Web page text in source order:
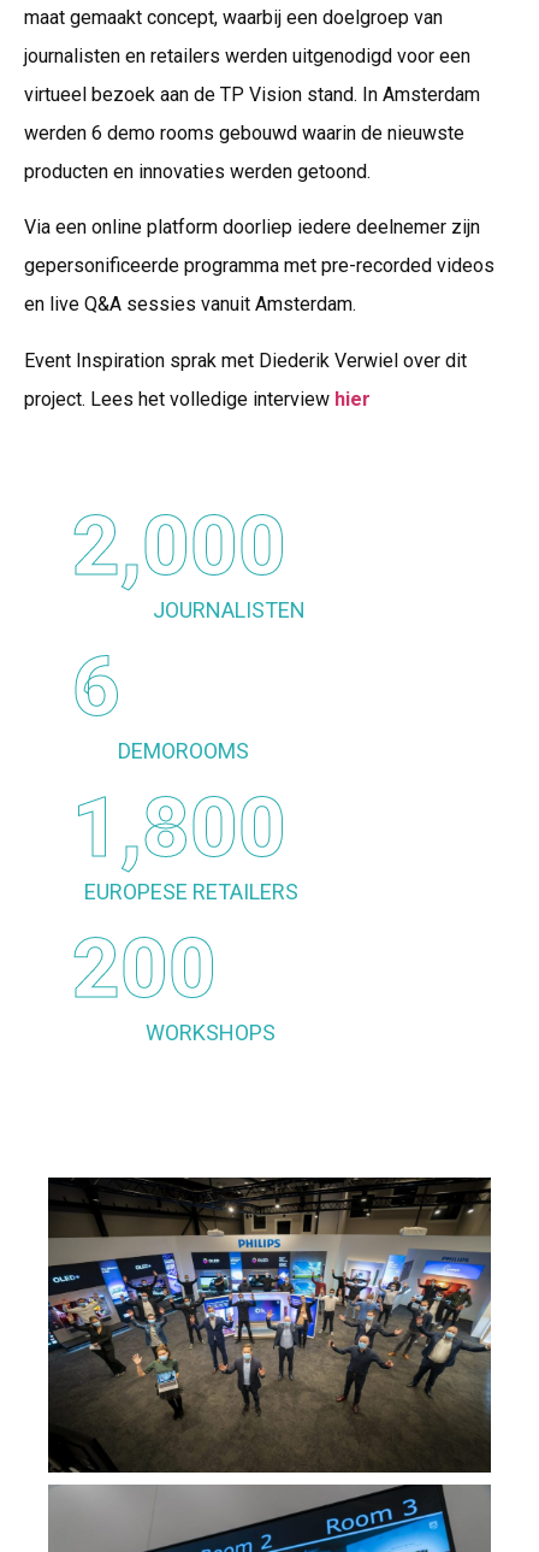
maat gemaakt concept, waarbij een doelgroep van
journalisten en retailers werden uitgenodigd voor een
virtueel bezoek aan de TP Vision stand. In Amsterdam
werden 6 demo rooms gebouwd waarin de nieuwste
producten en innovaties werden getoond.
Via een online platform doorliep iedere deelnemer zijn
gepersonificeerde programma met pre-recorded videos
en live Q&A sessies vanuit Amsterdam.
Event Inspiration sprak met Diederik Verwiel over dit
project. Lees het volledige interview hier
JOURNALISTEN
2,000
DEMOROOMS
6
EUROPESE RETAILERS
1,800
WORKSHOPS
200